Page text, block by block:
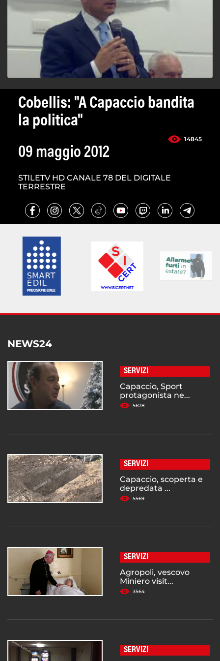
Cobellis: "A Capaccio bandita
la politica"
14845
09 maggio 2012
STILETV HD CANALE 78 DEL DIGITALE
TERRESTRE
NEWS24
SERVIZI
Capaccio, Sport
protagonista ne...
5678
SERVIZI
Capaccio, scoperta e
depredata ...
5569
SERVIZI
Agropoli, vescovo
Miniero visit...
3564
SERVIZI